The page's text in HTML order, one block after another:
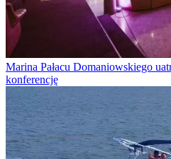
Marina Pałacu Domaniowskiego
konferencję